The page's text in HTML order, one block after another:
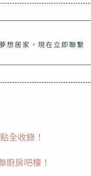
想居家，現在立即聯繫
全收錄！
房吧檯！